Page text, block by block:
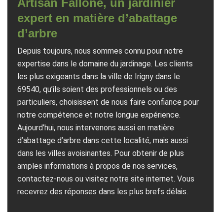
expert en matière d’abattage
d’arbre
Depuis toujours, nous sommes connu pour notre
expertise dans le domaine du jardinage. Les clients
les plus exigeants dans la ville de Irigny dans le
69540, qu’ils soient des professionnels ou des
particuliers, choisissent de nous faire confiance pour
notre compétence et notre longue expérience.
Aujourd’hui, nous intervenons aussi en matière
d’abattage d’arbre dans cette localité, mais aussi
dans les villes avoisinantes. Pour obtenir de plus
amples informations à propos de nos services,
contactez-nous ou visitez notre site internet. Vous
recevrez des réponses dans les plus brefs délais.